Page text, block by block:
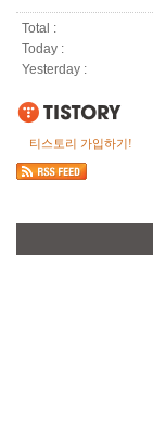
Total :
Today :
Yesterday :
티스토리 가입하기!